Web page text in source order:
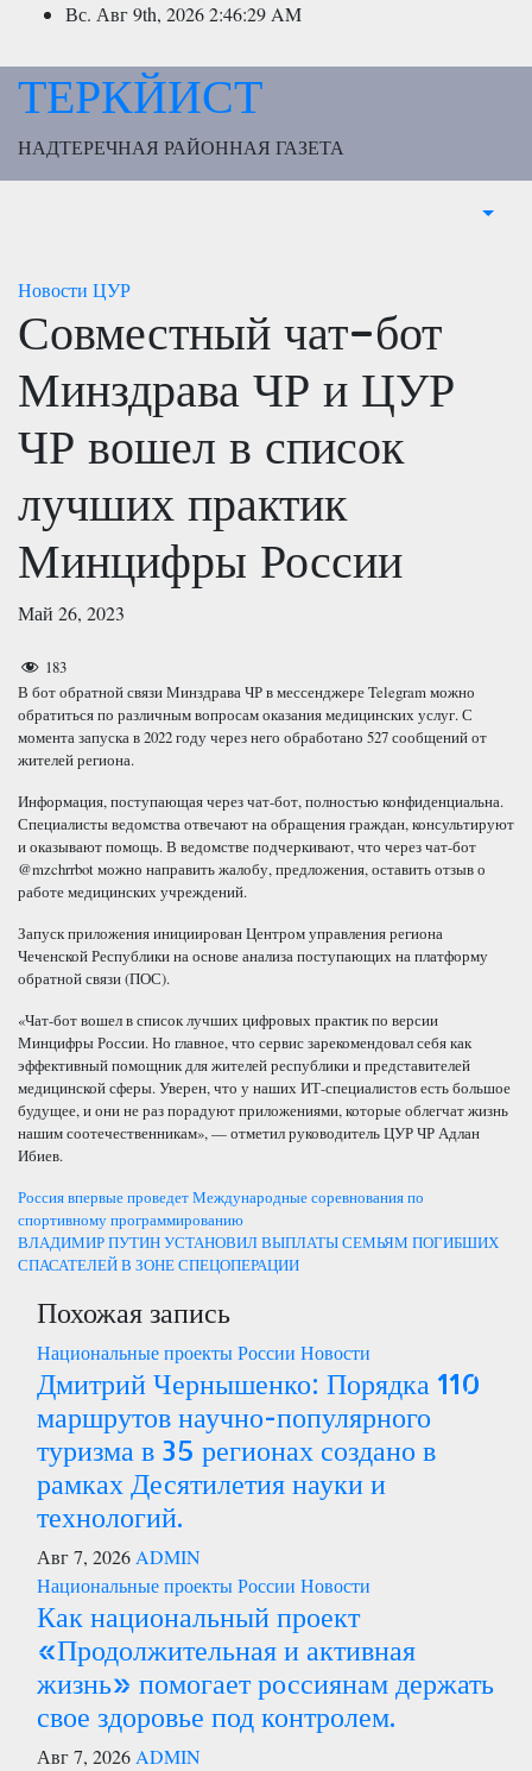
Перейти
содержимому
Вс. Авг 9th, 20262:46:30 AM
ТЕРКЙИСТ
НАДТЕРЕЧНАЯ РАЙОННАЯ ГАЗЕТА
Новости ЦУР
Совместный чат-бот
Минздрава ЧР и ЦУР
ЧР вошел в список
лучших практик
Минцифры России
Май 26, 2023
183
В бот обратной связи Минздрава ЧР в мессенджере Telegram можно
обратиться по различным вопросам оказания медицинских услуг. С
момента запуска в 2022 году через него обработано 527 сообщений от
жителей региона.
Информация, поступающая через чат-бот, полностью конфиденциальна.
Специалисты ведомства отвечают на обращения граждан, консультируют
и оказывают помощь. В ведомстве подчеркивают, что через чат-бот
@mzchrrbot можно направить жалобу, предложения, оставить отзыв о
работе медицинских учреждений.
Запуск приложения инициирован Центром управления региона
Чеченской Республики на основе анализа поступающих на платформу
обратной связи (ПОС).
«Чат-бот вошел в список лучших цифровых практик по версии
Минцифры России. Но главное, что сервис зарекомендовал себя как
эффективный помощник для жителей республики и представителей
медицинской сферы. Уверен, что у наших ИТ-специалистов есть большое
будущее, и они не раз порадуют приложениями, которые облегчат жизнь
нашим соотечественникам», — отметил руководитель ЦУР ЧР Адлан
Ибиев.
Навигация
по
записям
Россия впервые проведет Международные соревнования по
спортивному программированию
ВЛАДИМИР ПУТИН УСТАНОВИЛ ВЫПЛАТЫ СЕМЬЯМ ПОГИБШИХ
СПАСАТЕЛЕЙ В ЗОНЕ СПЕЦОПЕРАЦИИ
Похожая запись
Национальные проекты России Новости
Дмитрий Чернышенко: Порядка 110
маршрутов научно-популярного
туризма в 35 регионах создано в
рамках Десятилетия науки и
технологий.
Авг 7, 2026 ADMIN
Национальные проекты России Новости
Как национальный проект
«Продолжительная и активная
жизнь» помогает россиянам держать
свое здоровье под контролем.
Авг 7, 2026 ADMIN